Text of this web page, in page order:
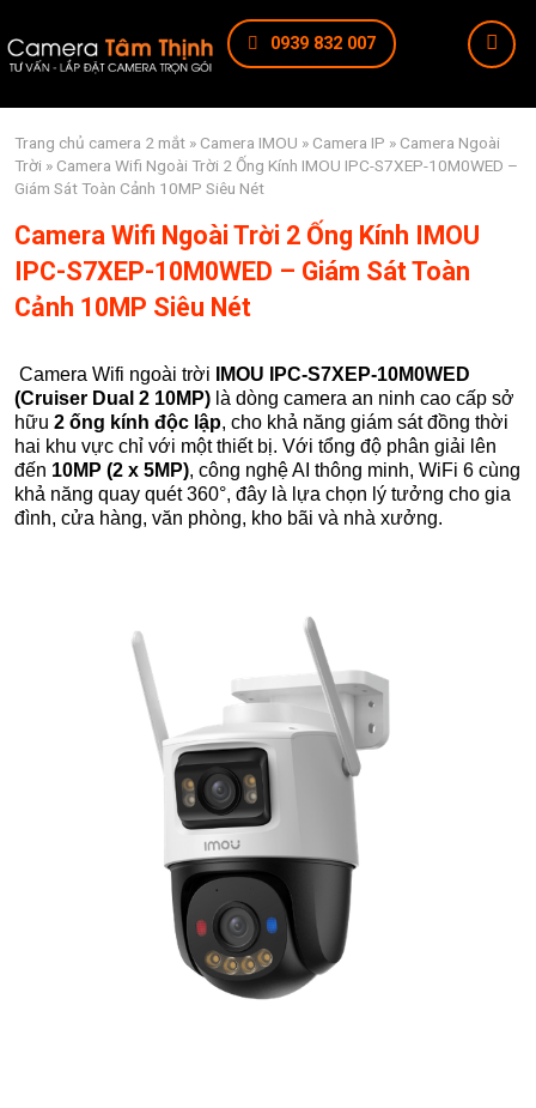
0939 832 007
Trang chủ camera 2 mắt » Camera IMOU » Camera IP » Camera Ngoài
Trời » Camera Wifi Ngoài Trời 2 Ống Kính IMOU IPC-S7XEP-10M0WED –
Giám Sát Toàn Cảnh 10MP Siêu Nét
Camera Wifi Ngoài Trời 2 Ống Kính IMOU
IPC-S7XEP-10M0WED – Giám Sát Toàn
Cảnh 10MP Siêu Nét
Camera Wifi ngoài trời
IMOU IPC-S7XEP-10M0WED
(Cruiser Dual 2 10MP) là dòng camera an ninh cao cấp sở
hữu2 ống kính độc lập, cho khả năng giám sát đồng thời
hai khu vực chỉ với một thiết bị. Với tổng độ phân giải lên
đến 10MP (2 x 5MP), công nghệ AI thông minh, WiFi 6 cùng
khả năng quay quét 360°, đây là lựa chọn lý tưởng cho gia
đình, cửa hàng, văn phòng, kho bãi và nhà xưởng.